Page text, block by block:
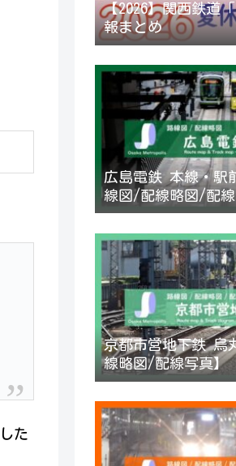
た
【2026】関西鉄道
報まとめ
広島電鉄 本線・駅
線図/配線略図/配
京都市営地下鉄 烏
線略図/配線写真】